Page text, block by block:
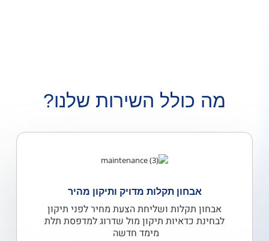
מה כולל השירות שלנו?
אבחון תקלות מדויק ותיקון מהיר
אבחון תקלות ושליחת הצעת מחיר לפני תיקון
לבחינת כדאיות תיקון מול שדרוג למדפסת תלת
מימד חדשה